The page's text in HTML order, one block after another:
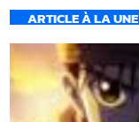
ARTICLE À LA